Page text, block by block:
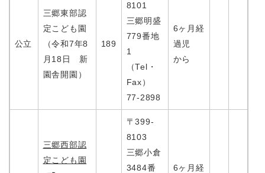
公立
三郷東部認
定こども園
（令和7年8
月18日 新
園舎開園）
189
8101
三郷明盛
779番地
1
（Tel・
Fax）
77-2898
6ヶ月経
過児
から
三郷西部認
定こども園
〒399-
8103
三郷小倉
3484番
6ヶ月経